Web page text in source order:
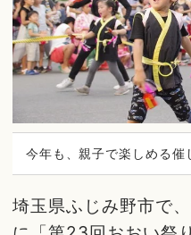
今年も、親子で楽しめる
埼玉県ふじみ野市で